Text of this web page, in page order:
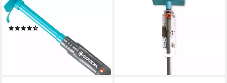
Kinder-Gartenset GARDENA
Starter Set Igel, (Set, 5-tlg)
(8)
UVP14,99 €
lieferbar - in 1-2 Werktagen bei dir
Kinder-Gartenset Kinder
Gartenwerkzeug GARDENA
Combisystem Besen 78cm,
Aufsätze austauschbar